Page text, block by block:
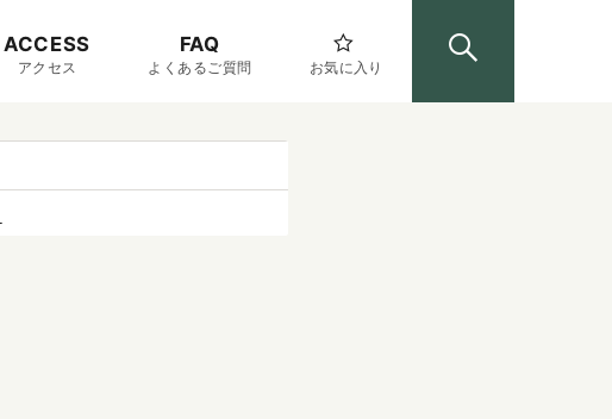
ACCESS
アクセス
FAQ
よくあるご質問 お気に入り